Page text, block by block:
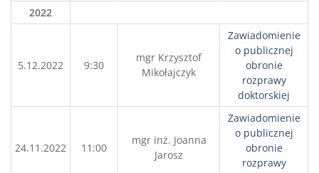
2022
5.12.2022 9:30
mgr Krzysztof
Mikołajczyk
Zawiadomienie
o publicznej
obronie
rozprawy
doktorskiej
24.11.2022 11:00
mgr inż. Joanna
Jarosz
Zawiadomienie
o publicznej
obronie
rozprawy